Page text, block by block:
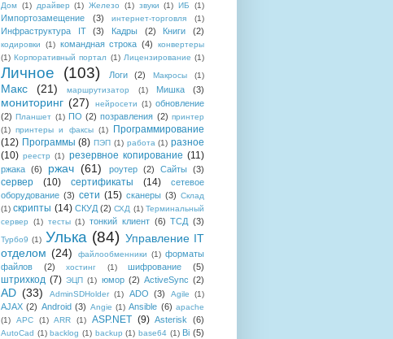
Дом (1) драйвер (1) Железо (1) звуки (1) ИБ (1)
Импортозамещение (3) интернет-торговля (1)
Инфраструктура IT (3) Кадры (2) Книги (2)
кодировки (1) командная строка (4)
конвертеры
(1) Корпоративный портал (1) Лицензирование (1)
Личное (103) Логи (2) Макросы (1)
Макс (21) маршрутизатор (1) Мишка (3)
мониторинг (27) нейросети (1) обновление
(2) Планшет (1) ПО (2) позравления (2) принтер
(1) принтеры и факсы (1)
Программирование
(12) Программы (8) ПЭП (1) работа (1) разное
(10) реестр (1) резервное копирование (11)
ржака (6) ржач (61) роутер (2) Сайты (3)
сервер (10) сертификаты (14)
сетевое
оборудование (3) сети (15) сканеры (3) Склад
(1) скрипты (14) СКУД (2) СХД (1) Терминальный
сервер
(1) тесты (1) тонкий клиент (6) ТСД (3)
Турбо9 (1) Улька (84) Управление IT
отделом (24) файлообменники (1) форматы
файлов
(2) хостинг (1) шифрование (5)
штрихкод (7) ЭЦП (1) юмор (2) ActiveSync (2)
AD (33) AdminSDHolder (1) ADO (3) Agile (1)
AJAX (2) Android (3) Angie (1) Ansible (6) apache
(1)
APC (1) ARR (1) ASP.NET (9) Asterisk (6)
AutoCad (1) backlog (1) backup (1) base64 (1) Bi (5)